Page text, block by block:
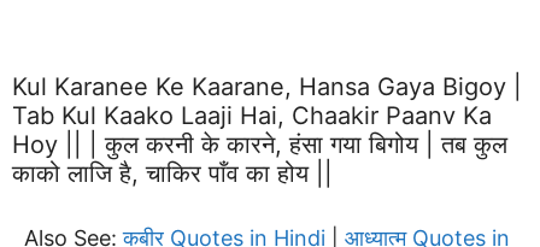
Kul Karanee Ke Kaarane, Hansa Gaya Bigoy |
Tab Kul Kaako Laaji Hai, Chaakir Paanv Ka
Hoy || | कुल करनी के कारने, हंसा गया बिगोय | तब कुल
काको लाजि है, चाकिर पाँव का होय ||
Also See:कबीर Quotes in Hindi
आध्यात्म Quotes in